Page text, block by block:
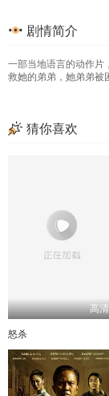
剧情简介
一部当地语言的动作片
救她的弟弟，她弟弟被
猜你喜欢
高清
怒杀